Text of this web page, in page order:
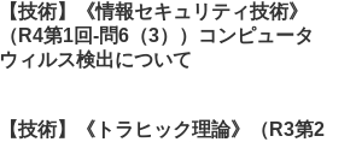
【技術】《情報セキュリティ技術》
（R4第1回-問6（3））コンピュータ
ウィルス検出について
【技術】《トラヒック理論》（R3第2